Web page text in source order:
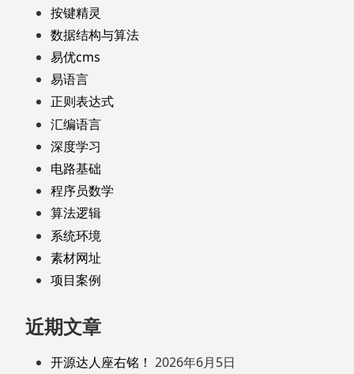
按键精灵
数据结构与算法
易优cms
易语言
正则表达式
汇编语言
深度学习
电路基础
程序员数学
算法逻辑
系统环境
素材网址
项目案例
近期文章
开源达人座右铭！ 2026年6月5日